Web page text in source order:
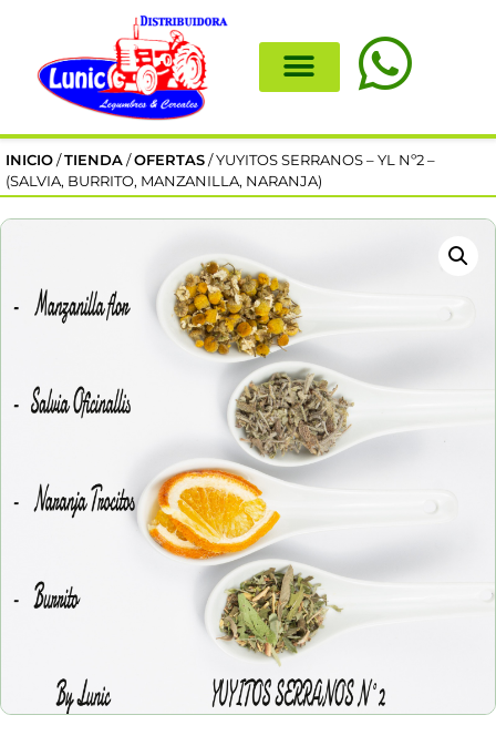
INICIO /TIENDA /OFERTAS / YUYITOS SERRANOS – YL Nº2 –
(SALVIA, BURRITO, MANZANILLA, NARANJA)